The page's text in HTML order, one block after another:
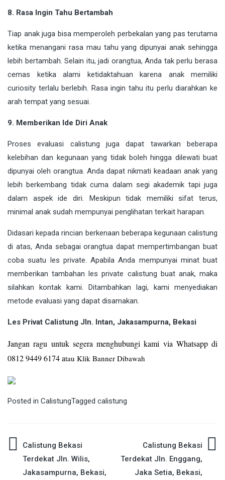
8. Rasa Ingin Tahu Bertambah
Tiap anak juga bisa memperoleh perbekalan yang pas terutama
ketika menangani rasa mau tahu yang dipunyai anak sehingga
lebih bertambah. Selain itu, jadi orangtua, Anda tak perlu berasa
cemas ketika alami ketidaktahuan karena anak memiliki
curiosity terlalu berlebih. Rasa ingin tahu itu perlu diarahkan ke
arah tempat yang sesuai.
9. Memberikan Ide Diri Anak
Proses evaluasi calistung juga dapat tawarkan beberapa
kelebihan dan kegunaan yang tidak boleh hingga dilewati buat
dipunyai oleh orangtua. Anda dapat nikmati keadaan anak yang
lebih berkembang tidak cuma dalam segi akademik tapi juga
dalam aspek ide diri. Meskipun tidak memiliki sifat terus,
minimal anak sudah mempunyai penglihatan terkait harapan.
Didasari kepada rincian berkenaan beberapa kegunaan calistung
di atas, Anda sebagai orangtua dapat mempertimbangan buat
coba suatu les private. Apabila Anda mempunyai minat buat
memberikan tambahan les private calistung buat anak, maka
silahkan kontak kami. Ditambahkan lagi, kami menyediakan
metode evaluasi yang dapat disamakan.
Les Privat Calistung Jln. Intan, Jakasampurna, Bekasi
Jangan ragu untuk segera menghubungi kami via Whatsapp di
0812 9449 6174 atau Klik Banner Dibawah
Posted in CalistungTagged calistung
Post
navigation
Calistung Bekasi
Terdekat Jln. Wilis,
Jakasampurna, Bekasi,
Calistung Bekasi
Terdekat Jln. Enggang,
Jaka Setia, Bekasi,